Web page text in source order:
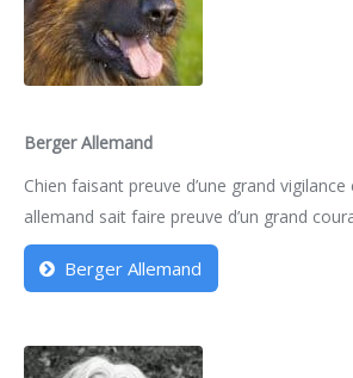
Berger Allemand
Chien faisant preuve d’une grand
allemand sait faire preuve d’un grand
Berger Allemand